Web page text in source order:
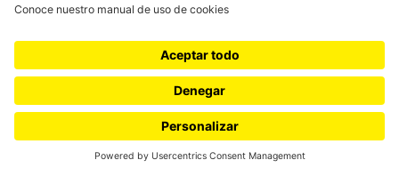
La sopa está deliciosa El muestreo 7 de noviembre al 29
deliciosa es el título que da origen…